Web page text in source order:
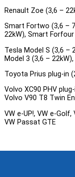
Renault Zoe (3,6 –
Smart Fortwo (3,6 –
22kW), Smart Forfour
Tesla Model S (3,6 –
Model 3 (3,6 –
Toyota Prius plug-in
Volvo XC90 PHV
Volvo V90 T8 Twin
VW e-UP!, VW e-
VW Passat GTE